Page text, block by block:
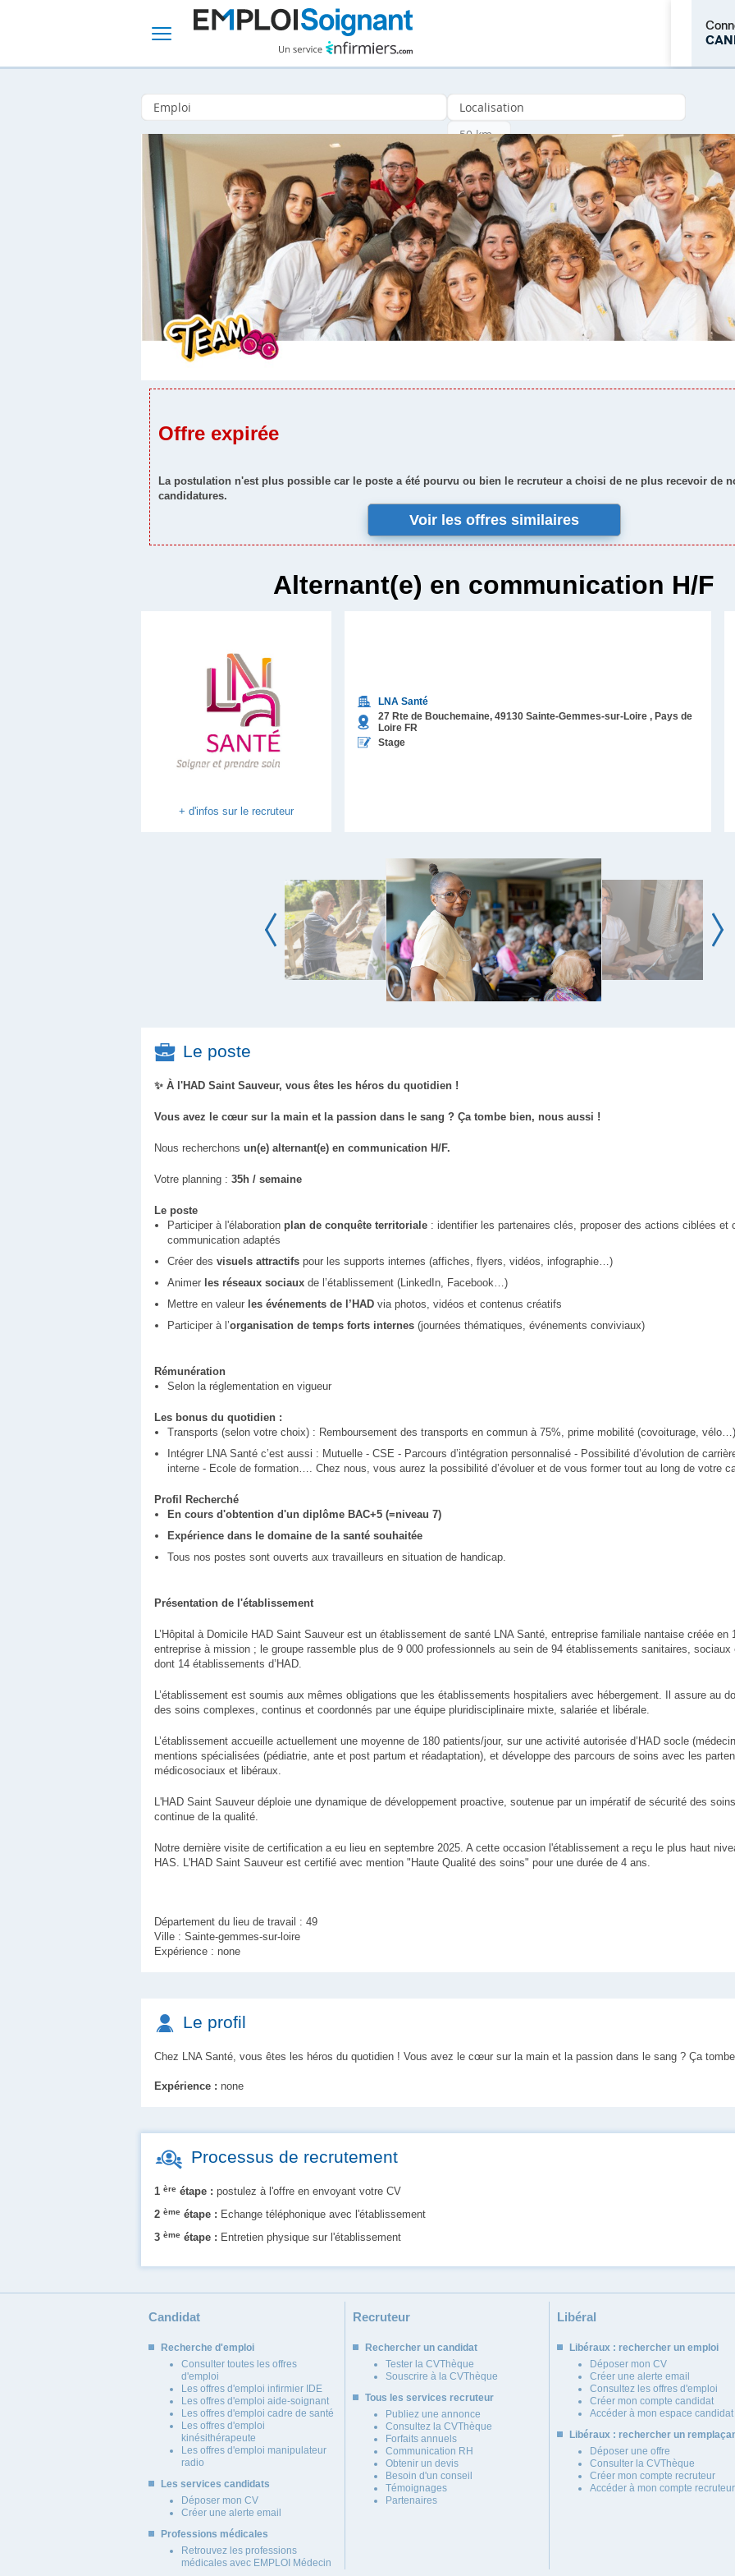
Offre expirée
La postulation n'est plus possible car le poste a été pourvu ou bien le recruteur a choisi de ne plus recevoir de
candidatures.
Voir les offres similaires
Alternant(e) en communication H/F
+ d'infos sur le recruteur
LNA Santé
27 Rte de Bouchemaine, 49130 Sainte-Gemmes-sur-Loire , Pays de
Loire FR
Stage
Le poste
✨ À l'HAD Saint Sauveur, vous êtes les héros du quotidien !
Vous avez le cœur sur la main et la passion dans le sang ? Ça tombe bien, nous aussi !
Nous recherchons un(e) alternant(e) en communication H/F.
Votre planning : 35h / semaine
Le poste
Participer à l'élaboration plan de conquête territoriale : identifier les partenaires clés, proposer des actions ciblées et
communication adaptés
Créer des visuels attractifs pour les supports internes (affiches, flyers, vidéos, infographie…)
Animer les réseaux sociaux de l’établissement (LinkedIn, Facebook…)
Mettre en valeur les événements de l’HAD via photos, vidéos et contenus créatifs
Participer à l’organisation de temps forts internes (journées thématiques, événements conviviaux)
Rémunération
Selon la réglementation en vigueur
Les bonus du quotidien :
Transports (selon votre choix) : Remboursement des transports en commun à 75%, prime mobilité (covoiturage,
Intégrer LNA Santé c’est aussi : Mutuelle - CSE - Parcours d’intégration personnalisé - Possibilité d’évolution de
interne - Ecole de formation…. Chez nous, vous aurez la possibilité d’évoluer et de vous former tout au long de votre
Profil Recherché
En cours d'obtention d'un diplôme BAC+5 (=niveau 7)
Expérience dans le domaine de la santé souhaitée
Tous nos postes sont ouverts aux travailleurs en situation de handicap.
Présentation de l'établissement
L’Hôpital à Domicile HAD Saint Sauveur est un établissement de santé LNA Santé, entreprise familiale nantaise créée en
entreprise à mission ; le groupe rassemble plus de 9 000 professionnels au sein de 94 établissements sanitaires, sociaux
dont 14 établissements d’HAD.
L’établissement est soumis aux mêmes obligations que les établissements hospitaliers avec hébergement. Il assure au
des soins complexes, continus et coordonnés par une équipe pluridisciplinaire mixte, salariée et libérale.
L’établissement accueille actuellement une moyenne de 180 patients/jour, sur une activité autorisée d’HAD socle
mentions spécialisées (pédiatrie, ante et post partum et réadaptation), et développe des parcours de soins avec les
médicosociaux et libéraux.
L'HAD Saint Sauveur déploie une dynamique de développement proactive, soutenue par un impératif de sécurité des
continue de la qualité.
Notre dernière visite de certification a eu lieu en septembre 2025. A cette occasion l'établissement a reçu le plus haut
HAS. L'HAD Saint Sauveur est certifié avec mention "Haute Qualité des soins" pour une durée de 4 ans.
Département du lieu de travail : 49
Ville : Sainte-gemmes-sur-loire
Expérience : none
Le profil
Chez LNA Santé, vous êtes les héros du quotidien ! Vous avez le cœur sur la main et la passion dans le sang ? Ça
Expérience : none
Processus de recrutement
1 ère étape : postulez à l'offre en envoyant votre CV
2 ème étape : Echange téléphonique avec l'établissement
3 ème étape : Entretien physique sur l'établissement
Candidat
Recherche d'emploi
Consulter toutes les offres
d'emploi
Les offres d'emploi infirmier IDE
Les offres d'emploi aide-soignant
Les offres d'emploi cadre de santé
Les offres d'emploi
kinésithérapeute
Les offres d'emploi manipulateur
radio
Les services candidats
Déposer mon CV
Créer une alerte email
Professions médicales
Retrouvez les professions
médicales avec EMPLOI Médecin
Recruteur
Rechercher un candidat
Tester la CVThèque
Souscrire à la CVThèque
Tous les services recruteur
Publiez une annonce
Consultez la CVThèque
Forfaits annuels
Communication RH
Obtenir un devis
Besoin d'un conseil
Témoignages
Partenaires
Libéral
Libéraux : rechercher un emploi
Déposer mon CV
Créer une alerte email
Consultez les offres d'emploi
Créer mon compte candidat
Accéder à mon espace candidat
Libéraux : rechercher un
Déposer une offre
Consulter la CVThèque
Créer mon compte recruteur
Accéder à mon compte recruteur